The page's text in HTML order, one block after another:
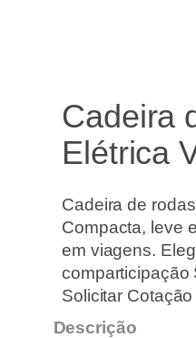
Cadeira
Elétrica
Cadeira de
Compacta, leve
em viagens.
comparticipação
Solicitar Cotação
Descrição